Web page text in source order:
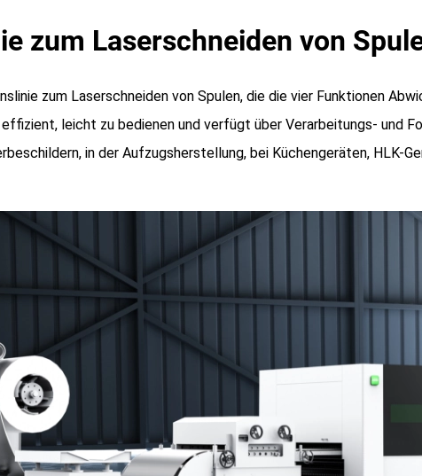
zum Laserschneiden von
zum Laserschneiden von Spulen, die die vier Funktionen
leicht zu bedienen und verfügt über Verarbeitungs- und
in der Aufzugsherstellung, bei Küchengeräten, HLK-